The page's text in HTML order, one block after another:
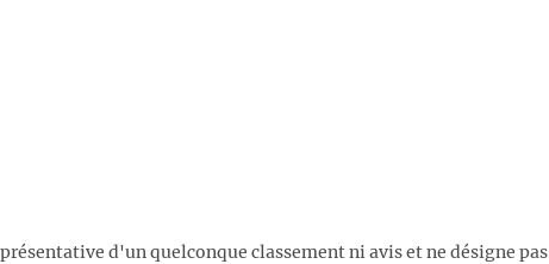
d'un quelconque classement ni avis et ne désigne pas